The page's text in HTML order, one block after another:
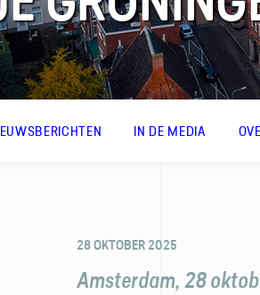
IN DE MEDIA
28 OKTOBER 2025
Amsterdam, 28